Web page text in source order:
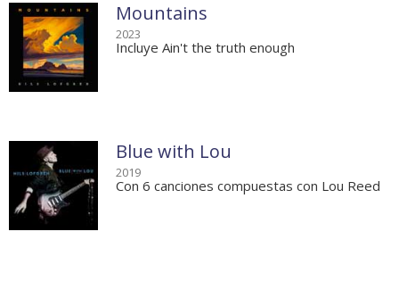
Mountains
2023
Incluye Ain't the truth enough
Blue with Lou
2019
Con 6 canciones compuestas con Lou Reed